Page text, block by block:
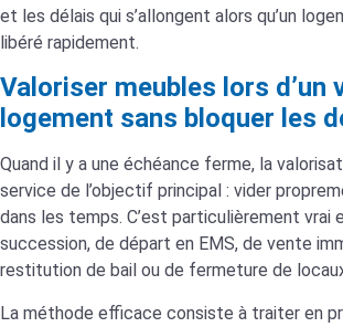
et les délais qui s’allongent alors qu’un
libéré rapidement.
Valoriser meubles lors d’un
logement sans bloquer les
Quand il y a une échéance ferme, la
service de l’objectif principal : vider
dans les temps. C’est particulièrement vrai
succession, de départ en EMS, de vente
restitution de bail ou de fermeture de
La méthode efficace consiste à traiter en